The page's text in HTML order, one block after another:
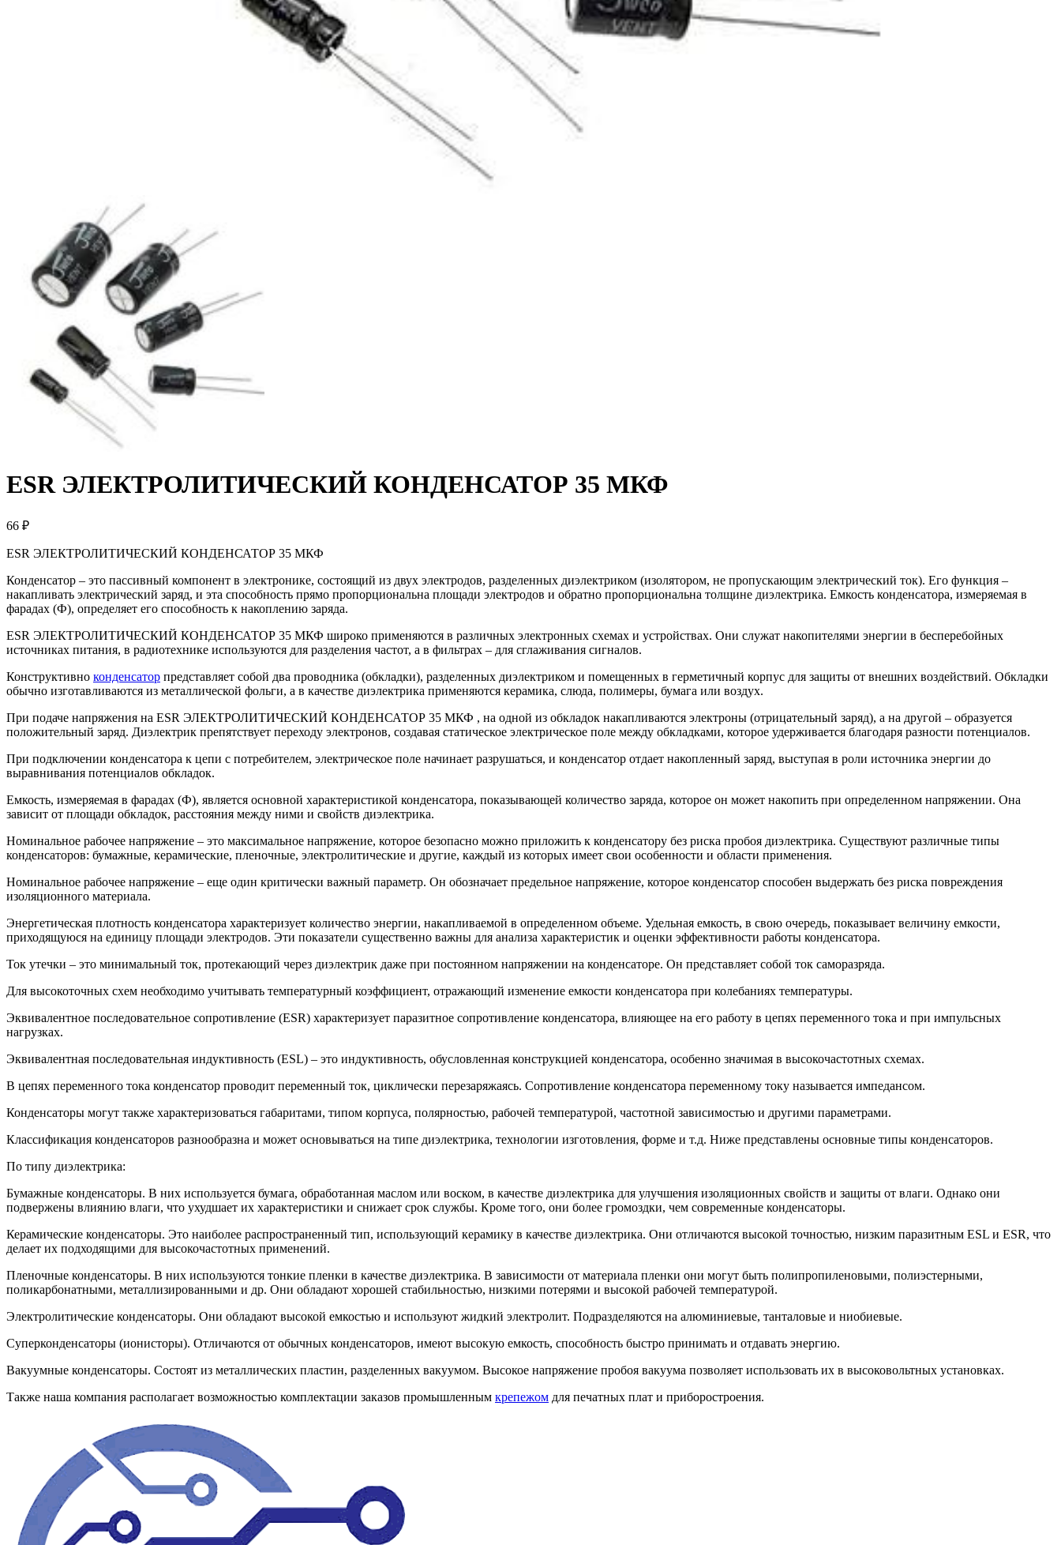
ESR ЭЛЕКТРОЛИТИЧЕСКИЙ КОНДЕНСАТОР 35 МКФ
66 ₽
ESR ЭЛЕКТРОЛИТИЧЕСКИЙ КОНДЕНСАТОР 35 МКФ
Конденсатор – это пассивный компонент в электронике, состоящий из двух электродов, разделенных диэлектриком (изолятором, не пропускающим электрический ток). Его функция –
накапливать электрический заряд, и эта способность прямо пропорциональна площади электродов и обратно пропорциональна толщине диэлектрика. Емкость конденсатора, измеряемая в
фарадах (Ф), определяет его способность к накоплению заряда.
ESR ЭЛЕКТРОЛИТИЧЕСКИЙ КОНДЕНСАТОР 35 МКФ широко применяются в различных электронных схемах и устройствах. Они служат накопителями энергии в бесперебойных
источниках питания, в радиотехнике используются для разделения частот, а в фильтрах – для сглаживания сигналов.
Конструктивно конденсатор представляет собой два проводника (обкладки), разделенных диэлектриком и помещенных в герметичный корпус для защиты от внешних воздействий. Обкладки
обычно изготавливаются из металлической фольги, а в качестве диэлектрика применяются керамика, слюда, полимеры, бумага или воздух.
При подаче напряжения на ESR ЭЛЕКТРОЛИТИЧЕСКИЙ КОНДЕНСАТОР 35 МКФ , на одной из обкладок накапливаются электроны (отрицательный заряд), а на другой – образуется
положительный заряд. Диэлектрик препятствует переходу электронов, создавая статическое электрическое поле между обкладками, которое удерживается благодаря разности потенциалов.
При подключении конденсатора к цепи с потребителем, электрическое поле начинает разрушаться, и конденсатор отдает накопленный заряд, выступая в роли источника энергии до
выравнивания потенциалов обкладок.
Емкость, измеряемая в фарадах (Ф), является основной характеристикой конденсатора, показывающей количество заряда, которое он может накопить при определенном напряжении. Она
зависит от площади обкладок, расстояния между ними и свойств диэлектрика.
Номинальное рабочее напряжение – это максимальное напряжение, которое безопасно можно приложить к конденсатору без риска пробоя диэлектрика. Существуют различные типы
конденсаторов: бумажные, керамические, пленочные, электролитические и другие, каждый из которых имеет свои особенности и области применения.
Номинальное рабочее напряжение – еще один критически важный параметр. Он обозначает предельное напряжение, которое конденсатор способен выдержать без риска повреждения
изоляционного материала.
Энергетическая плотность конденсатора характеризует количество энергии, накапливаемой в определенном объеме. Удельная емкость, в свою очередь, показывает величину емкости,
приходящуюся на единицу площади электродов. Эти показатели существенно важны для анализа характеристик и оценки эффективности работы конденсатора.
Ток утечки – это минимальный ток, протекающий через диэлектрик даже при постоянном напряжении на конденсаторе. Он представляет собой ток саморазряда.
Для высокоточных схем необходимо учитывать температурный коэффициент, отражающий изменение емкости конденсатора при колебаниях температуры.
Эквивалентное последовательное сопротивление (ESR) характеризует паразитное сопротивление конденсатора, влияющее на его работу в цепях переменного тока и при импульсных
нагрузках.
Эквивалентная последовательная индуктивность (ESL) – это индуктивность, обусловленная конструкцией конденсатора, особенно значимая в высокочастотных схемах.
В цепях переменного тока конденсатор проводит переменный ток, циклически перезаряжаясь. Сопротивление конденсатора переменному току называется импедансом.
Конденсаторы могут также характеризоваться габаритами, типом корпуса, полярностью, рабочей температурой, частотной зависимостью и другими параметрами.
Классификация конденсаторов разнообразна и может основываться на типе диэлектрика, технологии изготовления, форме и т.д. Ниже представлены основные типы конденсаторов.
По типу диэлектрика:
Бумажные конденсаторы. В них используется бумага, обработанная маслом или воском, в качестве диэлектрика для улучшения изоляционных свойств и защиты от влаги. Однако они
подвержены влиянию влаги, что ухудшает их характеристики и снижает срок службы. Кроме того, они более громоздки, чем современные конденсаторы.
Керамические конденсаторы. Это наиболее распространенный тип, использующий керамику в качестве диэлектрика. Они отличаются высокой точностью, низким паразитным ESL и ESR, что
делает их подходящими для высокочастотных применений.
Пленочные конденсаторы. В них используются тонкие пленки в качестве диэлектрика. В зависимости от материала пленки они могут быть полипропиленовыми, полиэстерными,
поликарбонатными, металлизированными и др. Они обладают хорошей стабильностью, низкими потерями и высокой рабочей температурой.
Электролитические конденсаторы. Они обладают высокой емкостью и используют жидкий электролит. Подразделяются на алюминиевые, танталовые и ниобиевые.
Суперконденсаторы (ионисторы). Отличаются от обычных конденсаторов, имеют высокую емкость, способность быстро принимать и отдавать энергию.
Вакуумные конденсаторы. Состоят из металлических пластин, разделенных вакуумом. Высокое напряжение пробоя вакуума позволяет использовать их в высоковольтных установках.
Также наша компания располагает возможностью комплектации заказов промышленным крепежом для печатных плат и приборостроения.